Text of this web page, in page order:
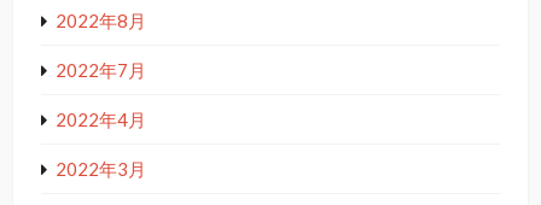
2022年8月
2022年7月
2022年4月
2022年3月